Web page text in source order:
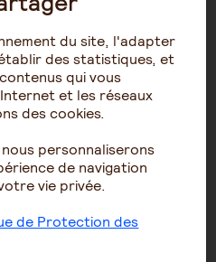
prolongez un peu
le nombre nécessaire.
conseils sur la
retraite : vers
du site, l'adapter
des statistiques, et
qui vous
et les réseaux
des cookies.
personnaliserons
de navigation
vie privée.
de Protection des